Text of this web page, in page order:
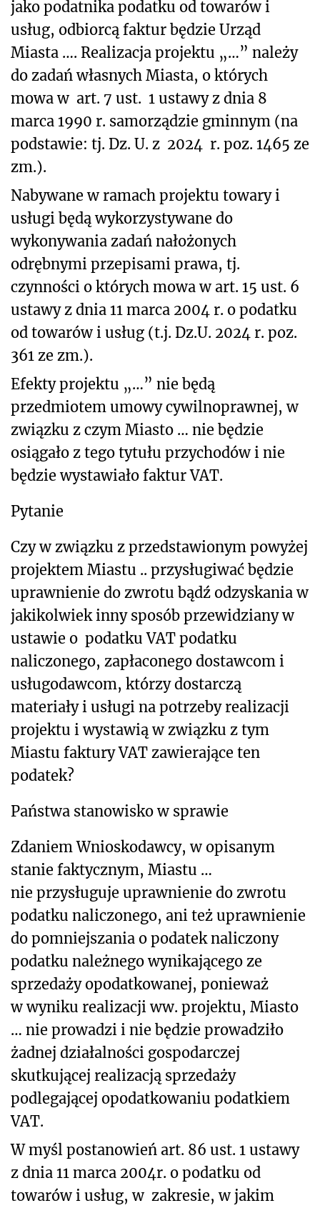
jako podatnika podatku od towarów i
usług, odbiorcą faktur będzie Urząd
Miasta …. Realizacja projektu „…” należy
do zadań własnych Miasta, o których
mowa w art. 7 ust. 1 ustawy z dnia 8
marca 1990 r. samorządzie gminnym (na
podstawie: tj. Dz. U. z 2024 r. poz. 1465 ze
zm.).
Nabywane w ramach projektu towary i
usługi będą wykorzystywane do
wykonywania zadań nałożonych
odrębnymi przepisami prawa, tj.
czynności o których mowa w art. 15 ust. 6
ustawy z dnia 11 marca 2004 r. o podatku
od towarów i usług (t.j. Dz.U. 2024 r. poz.
361 ze zm.).
Efekty projektu „…” nie będą
przedmiotem umowy cywilnoprawnej, w
związku z czym Miasto … nie będzie
osiągało z tego tytułu przychodów i nie
będzie wystawiało faktur VAT.
Pytanie
Czy w związku z przedstawionym powyżej
projektem Miastu .. przysługiwać będzie
uprawnienie do zwrotu bądź odzyskania w
jakikolwiek inny sposób przewidziany w
ustawie o podatku VAT podatku
naliczonego, zapłaconego dostawcom i
usługodawcom, którzy dostarczą
materiały i usługi na potrzeby realizacji
projektu i wystawią w związku z tym
Miastu faktury VAT zawierające ten
podatek?
Państwa stanowisko w sprawie
Zdaniem Wnioskodawcy, w opisanym
stanie faktycznym, Miastu …
nie przysługuje uprawnienie do zwrotu
podatku naliczonego, ani też uprawnienie
do pomniejszania o podatek naliczony
podatku należnego wynikającego ze
sprzedaży opodatkowanej, ponieważ
w wyniku realizacji ww. projektu, Miasto
… nie prowadzi i nie będzie prowadziło
żadnej działalności gospodarczej
skutkującej realizacją sprzedaży
podlegającej opodatkowaniu podatkiem
VAT.
W myśl postanowień art. 86 ust. 1 ustawy
z dnia 11 marca 2004r. o podatku od
towarów i usług, w zakresie, w jakim